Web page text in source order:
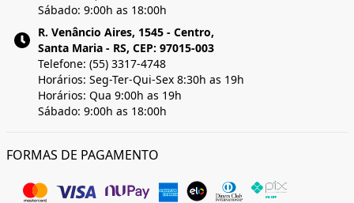
Sábado: 9:00h as 18:00h
R. Venâncio Aires, 1545 - Centro,
Santa Maria - RS, CEP: 97015-003
Telefone: (55) 3317-4748
Horários: Seg-Ter-Qui-Sex 8:30h as 19h
Horários: Qua 9:00h as 19h
Sábado: 9:00h as 18:00h
FORMAS DE PAGAMENTO